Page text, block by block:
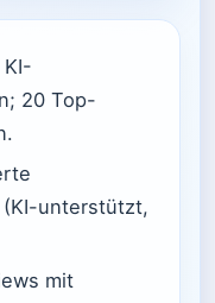
20 Top-
unterstützt,
mit